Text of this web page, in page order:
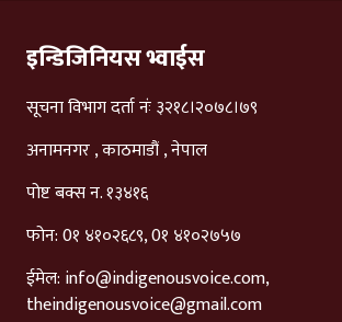
इन्डिजिनियस भ्वाईस
सूचना विभाग दर्ता नंः ३२१८।२०७८।७९
अनामनगर , काठमाडौं , नेपाल
पोष्ट बक्स न. १३४१६
फोन: 0१ ४१०२६८९, 0१ ४१०२७५७
ईमेल: info@indigenousvoice.com,
theindigenousvoice@gmail.com